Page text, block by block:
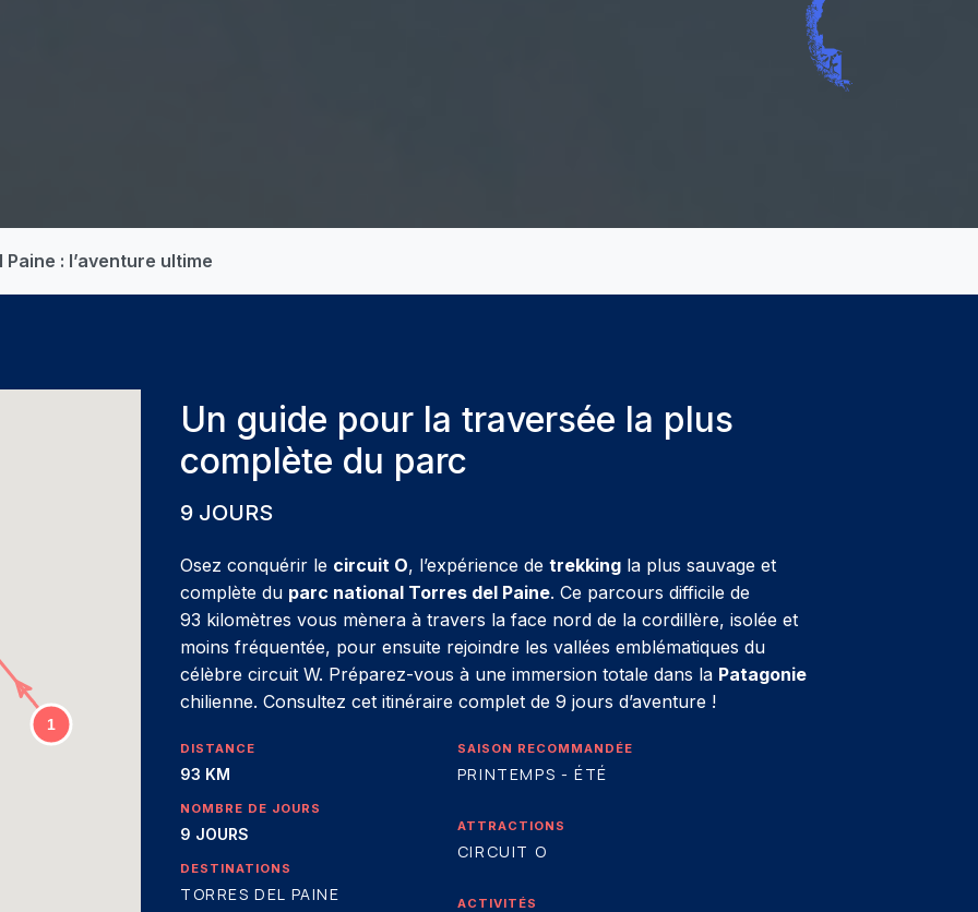
: l’aventure ultime
Un guide pour la traversée la plus
complète du parc
9 JOURS
Osez conquérir le circuit O, l’expérience de trekking la plus sauvage et
complète du parc national Torres del Paine. Ce parcours difficile de
93 kilomètres vous mènera à travers la face nord de la cordillère, isolée et
moins fréquentée, pour ensuite rejoindre les vallées emblématiques du
célèbre circuit W. Préparez-vous à une immersion totale dans la Patagonie
chilienne. Consultez cet itinéraire complet de 9 jours d’aventure !
DISTANCE
93 KM
NOMBRE DE JOURS
9 JOURS
DESTINATIONS
TORRES DEL PAINE
SAISON RECOMMANDÉE
PRINTEMPS - ÉTÉ
ATTRACTIONS
CIRCUIT O
ACTIVITÉS